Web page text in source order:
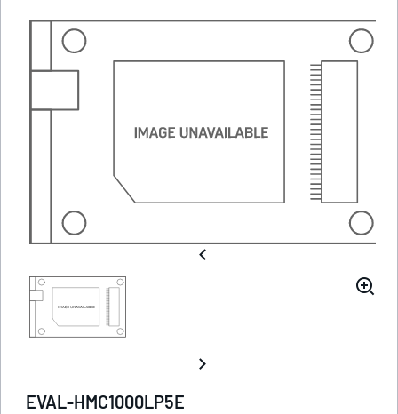
EVAL-HMC1000LP5E